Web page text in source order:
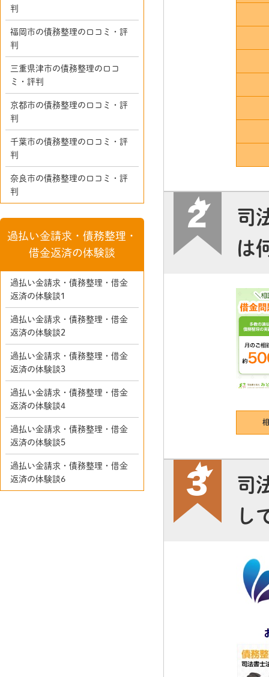
司
は
司
し
判
福岡市の債務整理の口コミ・評
判
三重県津市の債務整理の口コ
ミ・評判
京都市の債務整理の口コミ・評
判
千葉市の債務整理の口コミ・評
判
奈良市の債務整理の口コミ・評
判
過払い金請求・債務整理・
借金返済の体験談
過払い金請求・債務整理・借金
返済の体験談1
過払い金請求・債務整理・借金
返済の体験談2
過払い金請求・債務整理・借金
返済の体験談3
過払い金請求・債務整理・借金
返済の体験談4
過払い金請求・債務整理・借金
返済の体験談5
過払い金請求・債務整理・借金
返済の体験談6